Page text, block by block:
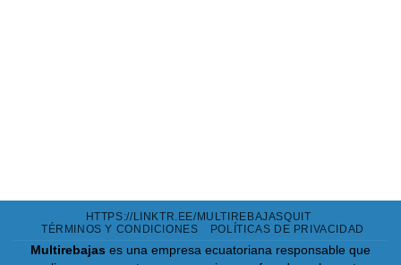
HTTPS://LINKTR.EE/MULTIREBAJASQUIT
TÉRMINOS Y CONDICIONES
POLÍTICAS DE PRIVACIDAD
Multirebajas es una empresa ecuatoriana responsable que